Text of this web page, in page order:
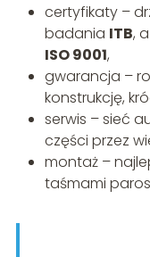
certyfikaty –
badania ITB,
ISO 9001,
gwarancja –
konstrukcję,
serwis – sieć
części przez
montaż –
taśmami